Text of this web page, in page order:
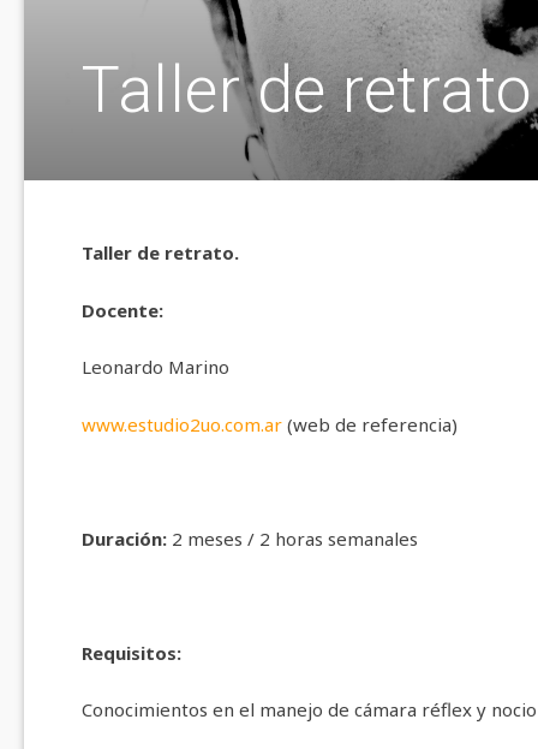
Taller de retrato
Taller de retrato.
Docente:
Leonardo Marino
www.estudio2uo.com.ar (web de referencia)
Duración: 2 meses / 2 horas semanales
Requisitos:
Conocimientos en el manejo de cámara réflex y